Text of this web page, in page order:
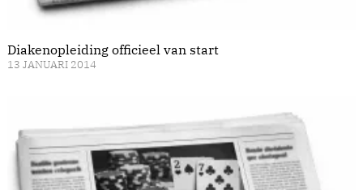
Diakenopleiding officieel van start
13 JANUARI 2014